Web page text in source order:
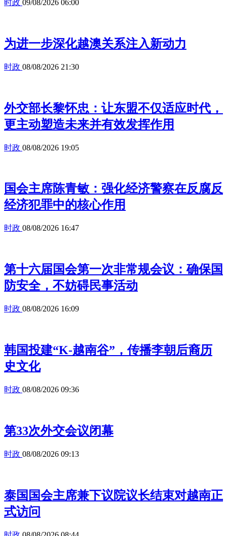
时政 09/08/2026 06:00
为进一步深化越澳关系注入新动力
时政 08/08/2026 21:30
外交部长黎怀忠：让东盟不仅适应时代，
更主动塑造未来并有效发挥作用
时政 08/08/2026 19:05
国会主席陈青敏：强化经济警察在反腐反
经济犯罪中的核心作用
时政 08/08/2026 16:47
第十六届国会第一次非常规会议：确保国
防安全，不妨碍民事活动
时政 08/08/2026 16:09
韩国投建“K-越南谷”，传播李朝后裔历
史文化
时政 08/08/2026 09:36
第33次外交会议闭幕
时政 08/08/2026 09:13
泰国国会主席兼下议院议长结束对越南正
式访问